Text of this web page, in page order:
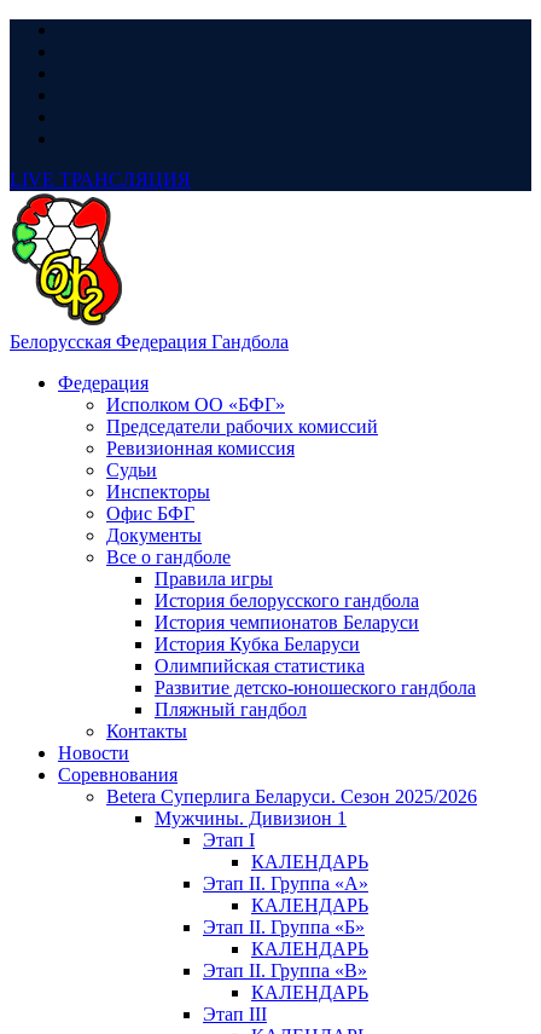
LIVE ТРАНСЛЯЦИЯ
Белорусская Федерация Гандбола
Федерация
Исполком ОО «БФГ»
Председатели рабочих комиссий
Ревизионная комиссия
Судьи
Инспекторы
Офис БФГ
Документы
Все о гандболе
Правила игры
История белорусского гандбола
История чемпионатов Беларуси
История Кубка Беларуси
Олимпийская статистика
Развитие детско-юношеского гандбола
Пляжный гандбол
Контакты
Новости
Соревнования
Betera Суперлига Беларуси. Сезон 2025/2026
Мужчины. Дивизион 1
Этап I
КАЛЕНДАРЬ
Этап II. Группа «А»
КАЛЕНДАРЬ
Этап II. Группа «Б»
КАЛЕНДАРЬ
Этап II. Группа «В»
КАЛЕНДАРЬ
Этап III